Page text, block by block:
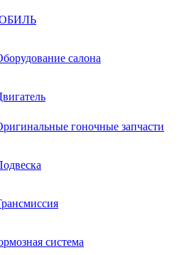
салона
гоночные запчасти
система